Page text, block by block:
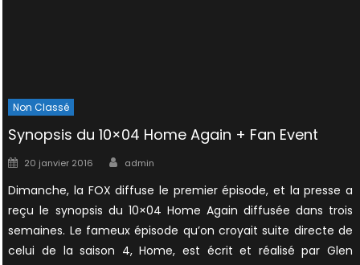
Non Classé
Synopsis du 10×04 Home Again + Fan Event
Posted
20 janvier 2016 Author
admin
Dimanche, la FOX diffuse le premier épisode, et la presse a
reçu le synopsis du 10×04 Home Again diffusée dans trois
semaines. Le fameux épisode qu’on croyait suite directe de
celui de la saison 4, Home, est écrit et réalisé par Glen